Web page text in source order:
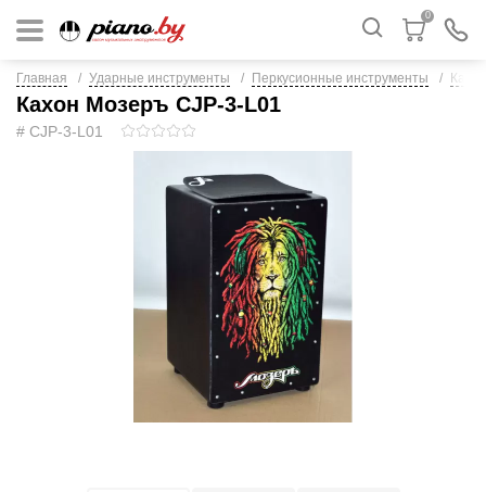
0
Главная Ударные инструменты Перкусионные инструменты Кахон
Кахон Мозеръ CJP-3-L01
# CJP-3-L01